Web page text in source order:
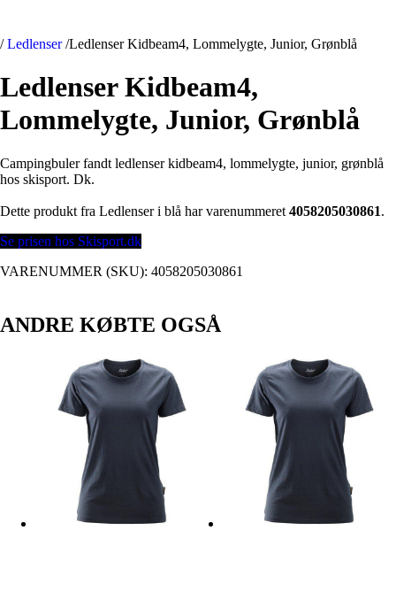
/ Ledlenser /Ledlenser Kidbeam4, Lommelygte, Junior, Grønblå
Ledlenser Kidbeam4,
Lommelygte, Junior, Grønblå
Campingbuler fandt ledlenser kidbeam4, lommelygte, junior, grønblå
hos skisport. Dk.
Dette produkt fra Ledlenser i blå har varenummeret 4058205030861.
Se prisen hos Skisport.dk
VARENUMMER (SKU): 4058205030861
ANDRE KØBTE OGSÅ